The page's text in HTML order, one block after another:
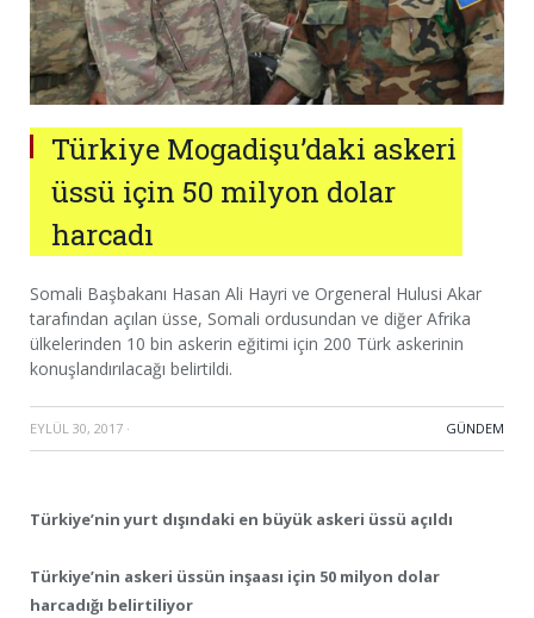
Türkiye Mogadişu’daki askeri
üssü için 50 milyon dolar
harcadı
Somali Başbakanı Hasan Ali Hayri ve Orgeneral Hulusi Akar
tarafından açılan üsse, Somali ordusundan ve diğer Afrika
ülkelerinden 10 bin askerin eğitimi için 200 Türk askerinin
konuşlandırılacağı belirtildi.
EYLÜL 30, 2017 · GÜNDEM
Türkiye’nin yurt dışındaki en büyük askeri üssü açıldı
Türkiye’nin askeri üssün inşaası için 50 milyon dolar
harcadığı belirtiliyor